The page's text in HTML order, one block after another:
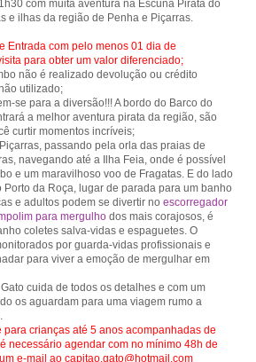
com muita aventura na Escuna Pirata do
Entrada com pelo menos 01 dia de
para obter um valor diferenciado;
não é realizado devolução ou crédito
utilizado;
se para a diversão!!! A bordo do Barco do
a melhor aventura pirata da região, são
curtir momentos incríveis;
passando pela orla das praias de
navegando até a Ilha Feia, onde é possível
e um maravilhoso voo de Fragatas. E do lado
Porto da Roça, lugar de parada para um banho
e adultos podem se divertir no escorregador
para mergulho dos mais corajosos, é
coletes salva-vidas e espaguetes. O
por guarda-vidas profissionais e
para viver a emoção de mergulhar em
cuida de todos os detalhes e com um
os aguardam para uma viagem rumo a
para crianças até 5 anos acompanhadas de
necessário agendar com no mínimo 48h de
e-mail ao capitao.gato@hotmail.com